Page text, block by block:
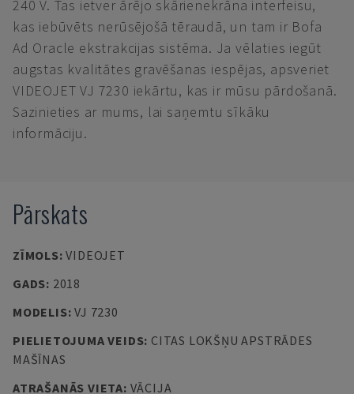
240 V. Tas ietver ārējo skārienekrāna interfeisu,
kas iebūvēts nerūsējošā tēraudā, un tam ir Bofa
Ad Oracle ekstrakcijas sistēma. Ja vēlaties iegūt
augstas kvalitātes gravēšanas iespējas, apsveriet
VIDEOJET VJ 7230 iekārtu, kas ir mūsu pārdošanā.
Sazinieties ar mums, lai saņemtu sīkāku
informāciju.
Pārskats
ZĪMOLS:VIDEOJET
GADS: 2018
MODELIS:VJ 7230
PIELIETOJUMA VEIDS: CITAS LOKŠŅU APSTRĀDES
MAŠĪNAS
ATRAŠANĀS VIETA: VĀCIJA